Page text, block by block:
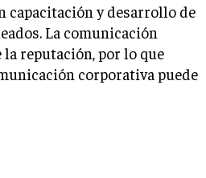
capacitación y desarrollo de
La comunicación
la reputación, por lo que
corporativa puede